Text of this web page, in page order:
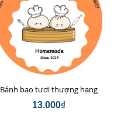
Bánh bao tươi thượng hạng
13.000₫